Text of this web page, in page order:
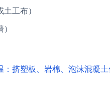
工布）
：挤塑板、岩棉、泡沫混凝